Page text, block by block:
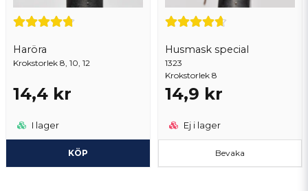
Haröra
Krokstorlek 8, 10, 12
14,4 kr
I lager
KÖP
Husmask special
1323
Krokstorlek 8
14,9 kr
Ej i lager
Bevaka